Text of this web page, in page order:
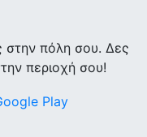
στην πόλη σου. Δες
περιοχή σου!